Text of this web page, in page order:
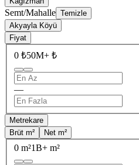
Semt/Mahalle Temizle
Akyayla Köyü
Fiyat
0 ₺50M+ ₺
—
Metrekare
Brüt m²
Net m²
0 m²1B+ m²